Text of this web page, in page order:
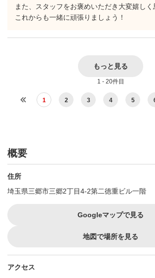
また、スタッフをお褒めいただき大変嬉しく
これからも一緒に頑張りましょう！
もっと見る
1 - 20件目
1 2 3 4 5
概要
住所
埼玉県三郷市三郷2丁目4-2第二徳重ビル一階
Googleマップで見る
地図で場所を見る
アクセス